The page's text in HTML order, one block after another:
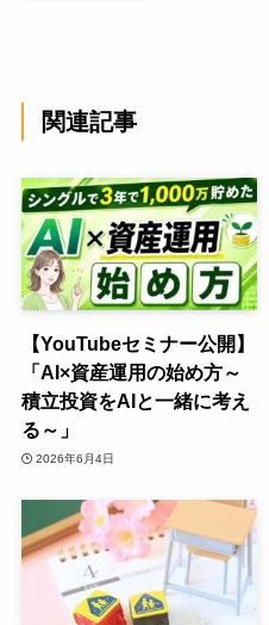
関連記事
【YouTubeセミナー公開】
「AI×資産運用の始め方～
積立投資をAIと一緒に考え
る～」
2026年6月4日